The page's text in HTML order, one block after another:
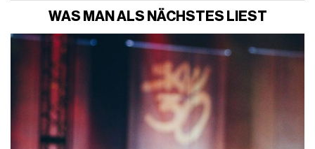
WAS MAN ALS NÄCHSTES LIEST